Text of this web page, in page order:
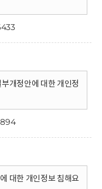
개정안에 대한 개인정
대한 개인정보 침해요